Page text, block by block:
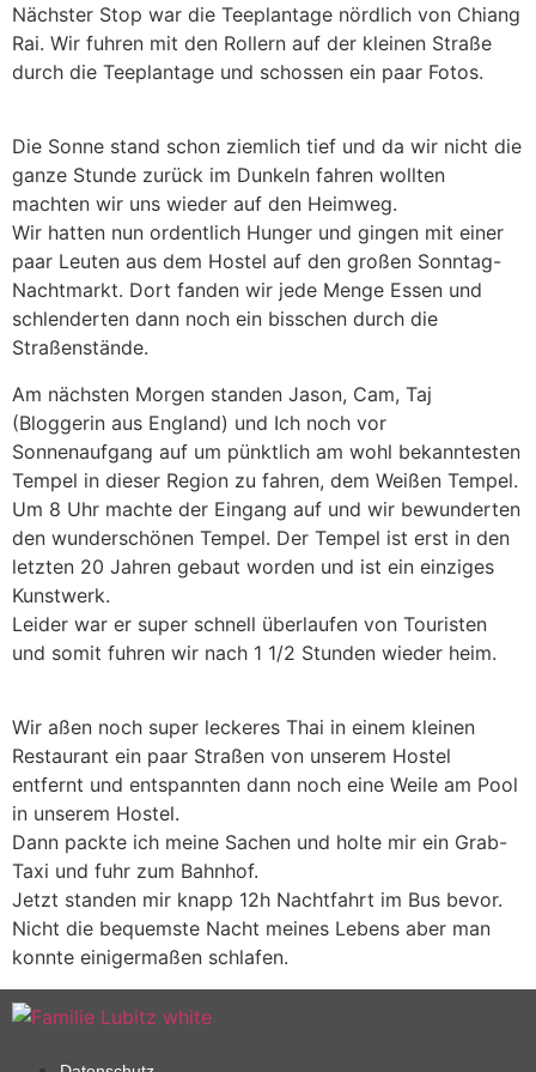
Nächster Stop war die Teeplantage nördlich von Chiang
Rai. Wir fuhren mit den Rollern auf der kleinen Straße
durch die Teeplantage und schossen ein paar Fotos.
Die Sonne stand schon ziemlich tief und da wir nicht die
ganze Stunde zurück im Dunkeln fahren wollten
machten wir uns wieder auf den Heimweg.
Wir hatten nun ordentlich Hunger und gingen mit einer
paar Leuten aus dem Hostel auf den großen Sonntag-
Nachtmarkt. Dort fanden wir jede Menge Essen und
schlenderten dann noch ein bisschen durch die
Straßenstände.
Am nächsten Morgen standen Jason, Cam, Taj
(Bloggerin aus England) und Ich noch vor
Sonnenaufgang auf um pünktlich am wohl bekanntesten
Tempel in dieser Region zu fahren, dem Weißen Tempel.
Um 8 Uhr machte der Eingang auf und wir bewunderten
den wunderschönen Tempel. Der Tempel ist erst in den
letzten 20 Jahren gebaut worden und ist ein einziges
Kunstwerk.
Leider war er super schnell überlaufen von Touristen
und somit fuhren wir nach 1 1/2 Stunden wieder heim.
Wir aßen noch super leckeres Thai in einem kleinen
Restaurant ein paar Straßen von unserem Hostel
entfernt und entspannten dann noch eine Weile am Pool
in unserem Hostel.
Dann packte ich meine Sachen und holte mir ein Grab-
Taxi und fuhr zum Bahnhof.
Jetzt standen mir knapp 12h Nachtfahrt im Bus bevor.
Nicht die bequemste Nacht meines Lebens aber man
konnte einigermaßen schlafen.